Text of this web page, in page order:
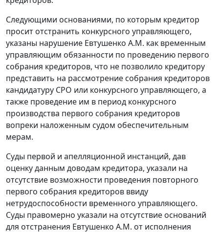
Следующими основаниями, по которым кредитор
просит отстранить конкурсного управляющего,
указаны нарушение Евтушенко А.М. как временным
управляющим обязанности по проведению первого
собрания кредиторов, что не позволило кредитору
представить на рассмотрение собрания кредиторов
кандидатуру СРО или конкурсного управляющего, а
также проведение им в период конкурсного
производства первого собрания кредиторов
вопреки наложенным судом обеспечительным
мерам.
Суды первой и апелляционной инстанций, дав
оценку данным доводам кредитора, указали на
отсутствие возможности проведения повторного
первого собрания кредиторов ввиду
нетрудоспособности временного управляющего.
Суды правомерно указали на отсутствие оснований
для отстранения Евтушенко А.М. от исполнения